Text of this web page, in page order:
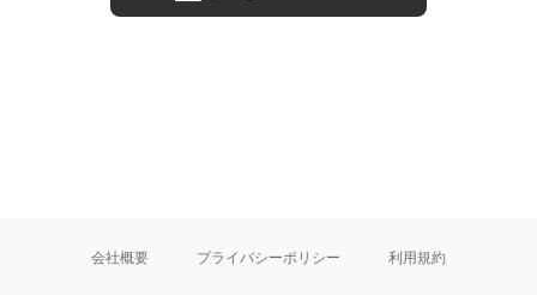
会社概要 プライバシーポリシー 利用規約